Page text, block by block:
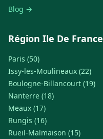
Blog →
Région Ile De France
Paris (50)
Issy-les-Moulineaux (22)
Boulogne-Billancourt (19)
Nanterre (18)
Meaux (17)
Rungis (16)
Rueil-Malmaison (15)